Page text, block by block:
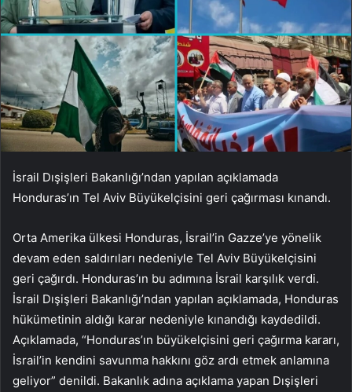
İsrail Dışişleri Bakanlığı’ndan yapılan açıklamada
Honduras’ın Tel Aviv Büyükelçisini geri çağırması kınandı.
Orta Amerika ülkesi Honduras, İsrail’in Gazze’ye yönelik
devam eden saldırıları nedeniyle Tel Aviv Büyükelçisini
geri çağırdı. Honduras’ın bu adımına İsrail karşılık verdi.
İsrail Dışişleri Bakanlığı’ndan yapılan açıklamada, Honduras
hükümetinin aldığı karar nedeniyle kınandığı kaydedildi.
Açıklamada, “Honduras’ın büyükelçisini geri çağırma kararı,
İsrail’in kendini savunma hakkını göz ardı etmek anlamına
geliyor” denildi. Bakanlık adına açıklama yapan Dışişleri